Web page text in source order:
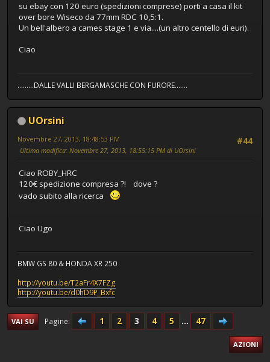
su ebay con 120 euro (spedizioni comprese) porti a casa il kit
over bore Wiseco da 77mm RDC 10,5:1.
Un bell'albero a cames stage 1 e via....(un altro centello di euri).
Ciao
.........DALLE VALLI BERGAMASCHE CON FURORE.......
UOrsini
#44
Novembre 27, 2013, 18:48:53 PM
Ultima modifica: Novembre 27, 2013, 18:55:15 PM di UOrsini
Ciao ROBY_HRC
120€ spedizione compresa ?! dove ?
vado subito alla ricerca
Ciao Ugo
BMW GS 80 & HONDA XR 250
http://youtu.be/T2aFr4X7FZg
http://youtu.be/d0hD9P_Bxfc
VAI SU Pagine 1 2 3 4 5 ... 47
AZIONI